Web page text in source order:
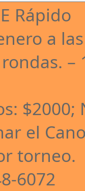
Rápido
a
$2000;
el
torneo.
6072